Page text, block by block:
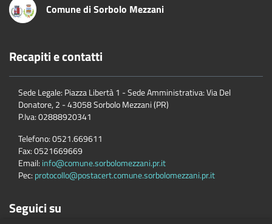
Comune di Sorbolo Mezzani
Recapiti e contatti
Sede Legale: Piazza Libertà 1 - Sede Amministrativa: Via Del
Donatore, 2 - 43058 Sorbolo Mezzani (PR)
P.Iva:02888920341
Telefono:0521.669611
Fax:0521669669
Email: info@comune.sorbolomezzani.pr.it
Pec: protocollo@postacert.comune.sorbolomezzani.pr.it
Seguici su